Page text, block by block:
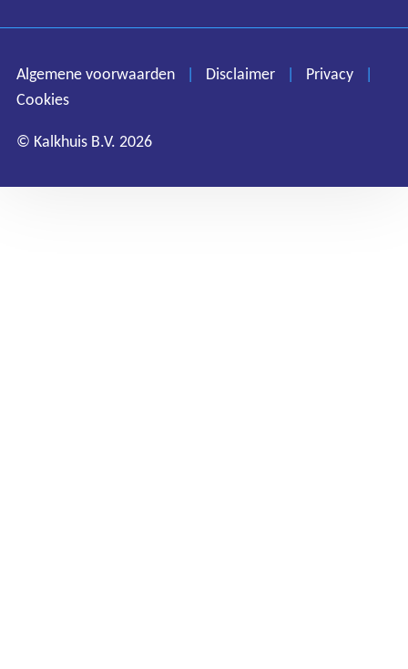
Disclaimer
Privacy
Algemene voorwaarden | Disclaimer | Privacy
|
Cookies
© Kalkhuis B.V. 2026